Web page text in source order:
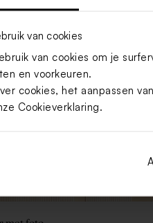
van cookies
van cookies om je
en voorkeuren.
cookies, het aanpassen
Cookieverklaring.